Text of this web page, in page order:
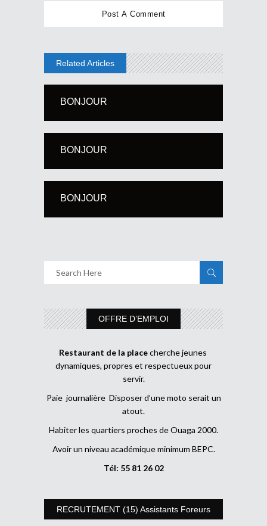
Related Articles
BONJOUR
BONJOUR
BONJOUR
OFFRE D’EMPLOI
Restaurant de la placecherche jeunes
dynamiques, propres et respectueux pour
servir.
Paie journalière Disposer d’une moto serait un
atout.
Habiter les quartiers proches de Ouaga 2000.
Avoir un niveau académique minimum BEPC.
Tél: 55 81 26 02
RECRUTEMENT (15) Assistants Foreurs